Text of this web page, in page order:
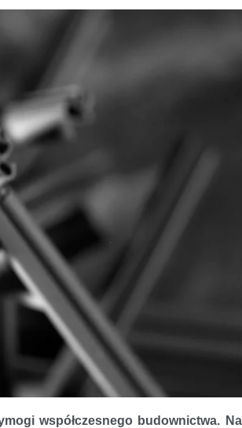
współczesnego budownictwa.